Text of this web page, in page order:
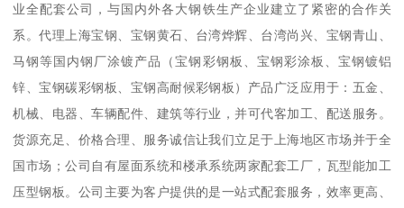
业全配套公司，与国内外各大钢铁生产企业建立了紧密的合作关
系。代理上海宝钢、宝钢黄石、台湾烨辉、台湾尚兴、宝钢青山、
马钢等国内钢厂涂镀产品（宝钢彩钢板、宝钢彩涂板、宝钢镀铝
锌、宝钢碳彩钢板、宝钢高耐候彩钢板）产品广泛应用于：五金、
机械、电器、车辆配件、建筑等行业，并可代客加工、配送服务。
货源充足、价格合理、服务诚信让我们立足于上海地区市场并于全
国市场；公司自有屋面系统和楼承系统两家配套工厂，瓦型能加工
压型钢板。公司主要为客户提供的是一站式配套服务，效率更高、